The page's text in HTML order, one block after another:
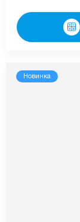
Новинка